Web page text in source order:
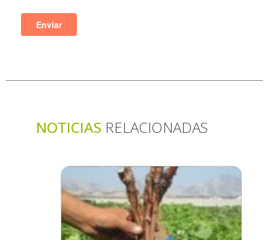
NOTICIAS RELACIONADAS